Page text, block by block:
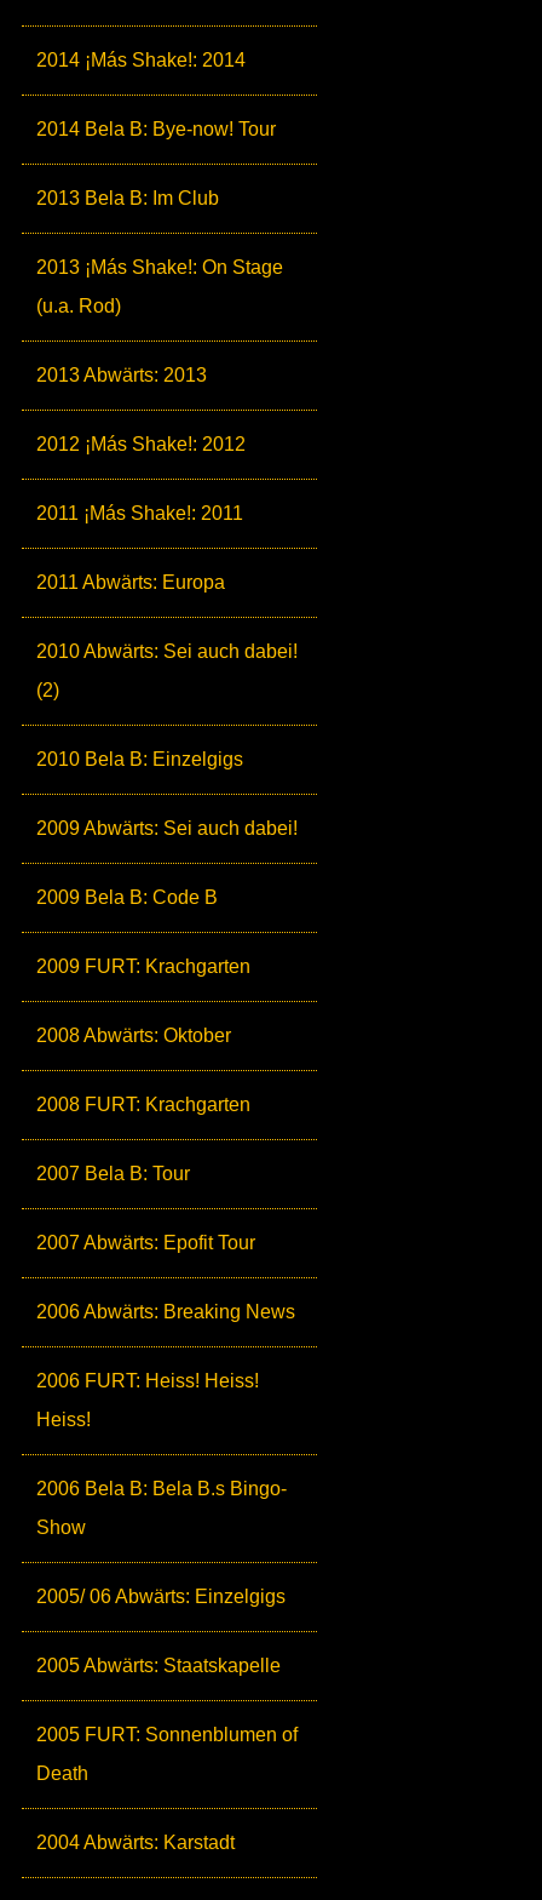
2014 ¡Más Shake!: 2014
2014 Bela B: Bye-now! Tour
2013 Bela B: Im Club
2013 ¡Más Shake!: On Stage
(u.a. Rod)
2013 Abwärts: 2013
2012 ¡Más Shake!: 2012
2011 ¡Más Shake!: 2011
2011 Abwärts: Europa
2010 Abwärts: Sei auch dabei!
(2)
2010 Bela B: Einzelgigs
2009 Abwärts: Sei auch dabei!
2009 Bela B: Code B
2009 FURT: Krachgarten
2008 Abwärts: Oktober
2008 FURT: Krachgarten
2007 Bela B: Tour
2007 Abwärts: Epofit Tour
2006 Abwärts: Breaking News
2006 FURT: Heiss! Heiss!
Heiss!
2006 Bela B: Bela B.s Bingo-
Show
2005/ 06 Abwärts: Einzelgigs
2005 Abwärts: Staatskapelle
2005 FURT: Sonnenblumen of
Death
2004 Abwärts: Karstadt